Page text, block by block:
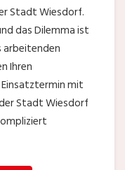
Stadt Wiesdorf.
das Dilemma ist
arbeitenden
Ihren
mit
Stadt Wiesdorf